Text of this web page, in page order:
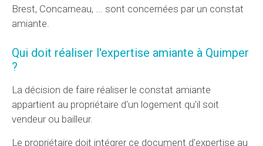
Brest, Concarneau, ... sont concernées par un constat
amiante.
Qui doit réaliser l'expertise amiante à Quimper
?
La décision de faire réaliser le constat amiante
appartient au propriétaire d'un logement qu'il soit
vendeur ou bailleur.
Le propriétaire doit intégrer ce document d'expertise au